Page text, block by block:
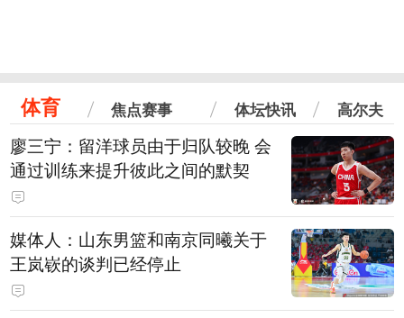
体育 焦点赛事 体坛快讯 高尔夫
廖三宁：留洋球员由于归队较晚 会
通过训练来提升彼此之间的默契
媒体人：山东男篮和南京同曦关于
王岚嵚的谈判已经停止